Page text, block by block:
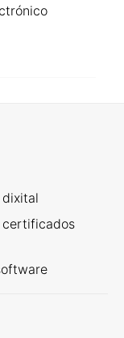
certificados